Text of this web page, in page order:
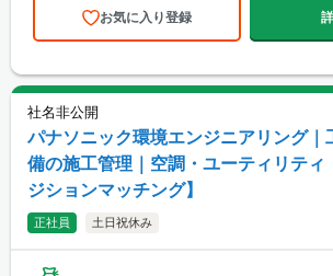
お気に入り登録
社名非公開
パナソニック環境エンジニアリング｜
備の施工管理｜空調・ユーティリティ
ジションマッチング】
正社員 土日祝休み